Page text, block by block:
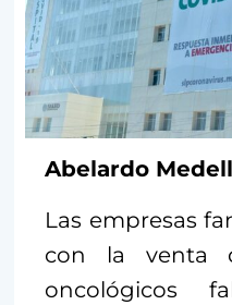
Abelardo
Las empresas
con la venta
oncológicos